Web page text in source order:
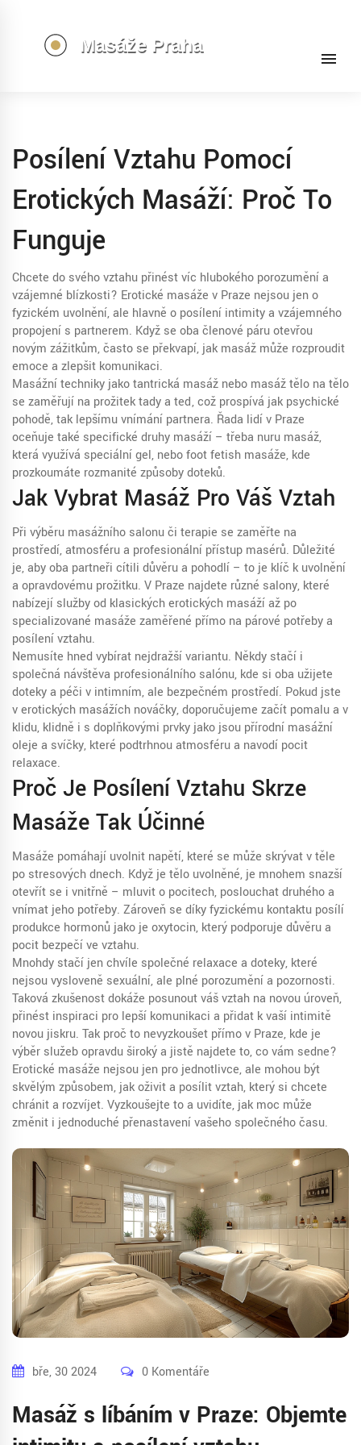
Posílení Vztahu Pomocí
Erotických Masáží: Proč To
Funguje
Chcete do svého vztahu přinést víc hlubokého porozumění a
vzájemné blízkosti? Erotické masáže v Praze nejsou jen o
fyzickém uvolnění, ale hlavně o posílení intimity a vzájemného
propojení s partnerem. Když se oba členové páru otevřou
novým zážitkům, často se překvapí, jak masáž může rozproudit
emoce a zlepšit komunikaci.
Masážní techniky jako tantrická masáž nebo masáž tělo na tělo
se zaměřují na prožitek tady a teď, což prospívá jak psychické
pohodě, tak lepšímu vnímání partnera. Řada lidí v Praze
oceňuje také specifické druhy masáží – třeba nuru masáž,
která využívá speciální gel, nebo foot fetish masáže, kde
prozkoumáte rozmanité způsoby doteků.
Jak Vybrat Masáž Pro Váš Vztah
Při výběru masážního salonu či terapie se zaměřte na
prostředí, atmosféru a profesionální přístup masérů. Důležité
je, aby oba partneři cítili důvěru a pohodlí – to je klíč k uvolnění
a opravdovému prožitku. V Praze najdete různé salony, které
nabízejí služby od klasických erotických masáží až po
specializované masáže zaměřené přímo na párové potřeby a
posílení vztahu.
Nemusíte hned vybírat nejdražší variantu. Někdy stačí i
společná návštěva profesionálního salónu, kde si oba užijete
doteky a péči v intimním, ale bezpečném prostředí. Pokud jste
v erotických masážích nováčky, doporučujeme začít pomalu a v
klidu, klidně i s doplňkovými prvky jako jsou přírodní masážní
oleje a svíčky, které podtrhnou atmosféru a navodí pocit
relaxace.
Proč Je Posílení Vztahu Skrze
Masáže Tak Účinné
Masáže pomáhají uvolnit napětí, které se může skrývat v těle
po stresových dnech. Když je tělo uvolněné, je mnohem snazší
otevřít se i vnitřně – mluvit o pocitech, poslouchat druhého a
vnímat jeho potřeby. Zároveň se díky fyzickému kontaktu posílí
produkce hormonů jako je oxytocin, který podporuje důvěru a
pocit bezpečí ve vztahu.
Mnohdy stačí jen chvíle společné relaxace a doteky, které
nejsou vysloveně sexuální, ale plné porozumění a pozornosti.
Taková zkušenost dokáže posunout váš vztah na novou úroveň,
přinést inspiraci pro lepší komunikaci a přidat k vaší intimitě
novou jiskru. Tak proč to nevyzkoušet přímo v Praze, kde je
výběr služeb opravdu široký a jistě najdete to, co vám sedne?
Erotické masáže nejsou jen pro jednotlivce, ale mohou být
skvělým způsobem, jak oživit a posílit vztah, který si chcete
chránit a rozvíjet. Vyzkoušejte to a uvidíte, jak moc může
změnit i jednoduché přenastavení vašeho společného času.
bře, 30 2024 0 Komentáře
Masáž s líbáním v Praze: Objemte